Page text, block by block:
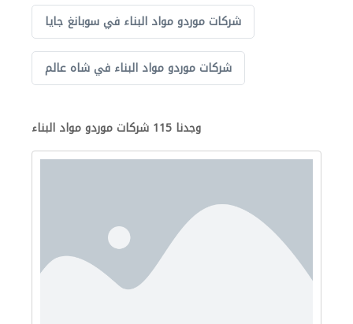
شركات موردو مواد البناء في سوبانغ جايا
شركات موردو مواد البناء في شاه عالم
وجدنا 115 شركات موردو مواد البناء